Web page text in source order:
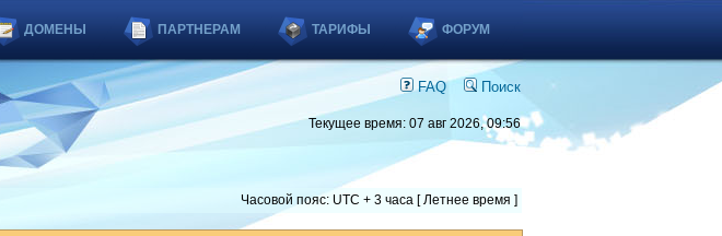
ДОМЕНЫ ПАРТНЕРАМ ТАРИФЫ ФОРУМ
FAQ Поиск
Текущее время: 07 авг 2026, 09:56
Часовой пояс: UTC + 3 часа [ Летнее время ]